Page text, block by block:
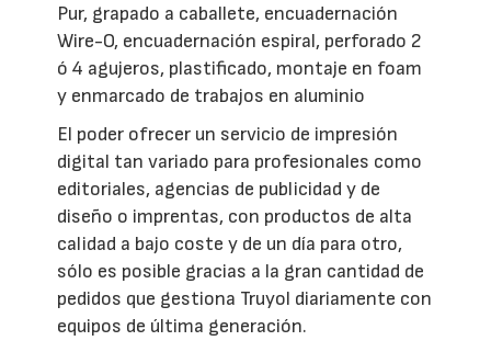
Pur, grapado a caballete, encuadernación
Wire-O, encuadernación espiral, perforado 2
ó 4 agujeros, plastificado, montaje en foam
y enmarcado de trabajos en aluminio
El poder ofrecer un servicio de impresión
digital tan variado para profesionales como
editoriales, agencias de publicidad y de
diseño o imprentas, con productos de alta
calidad a bajo coste y de un día para otro,
sólo es posible gracias a la gran cantidad de
pedidos que gestiona Truyol diariamente con
equipos de última generación.